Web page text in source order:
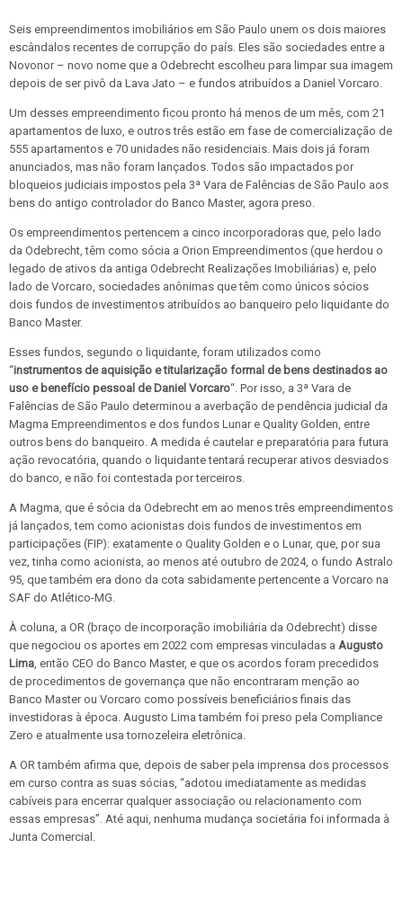
Seis empreendimentos imobiliários em São Paulo unem os dois maiores
escândalos recentes de corrupção do país. Eles são sociedades entre a
Novonor – novo nome que a Odebrecht escolheu para limpar sua imagem
depois de ser pivô da Lava Jato – e fundos atribuídos a Daniel Vorcaro.
Um desses empreendimento ficou pronto há menos de um mês, com 21
apartamentos de luxo, e outros três estão em fase de comercialização de
555 apartamentos e 70 unidades não residenciais. Mais dois já foram
anunciados, mas não foram lançados. Todos são impactados por
bloqueios judiciais impostos pela 3ª Vara de Falências de São Paulo aos
bens do antigo controlador do Banco Master, agora preso.
Os empreendimentos pertencem a cinco incorporadoras que, pelo lado
da Odebrecht, têm como sócia a Orion Empreendimentos (que herdou o
legado de ativos da antiga Odebrecht Realizações Imobiliárias) e, pelo
lado de Vorcaro, sociedades anônimas que têm como únicos sócios
dois fundos de investimentos atribuídos ao banqueiro pelo liquidante do
Banco Master.
Esses fundos, segundo o liquidante, foram utilizados como
“instrumentos de aquisição e titularização formal de bens destinados ao
uso e benefício pessoal de Daniel Vorcaro“. Por isso, a 3ª Vara de
Falências de São Paulo determinou a averbação de pendência judicial da
Magma Empreendimentos e dos fundos Lunar e Quality Golden, entre
outros bens do banqueiro. A medida é cautelar e preparatória para futura
ação revocatória, quando o liquidante tentará recuperar ativos desviados
do banco, e não foi contestada por terceiros.
A Magma, que é sócia da Odebrecht em ao menos três empreendimentos
já lançados, tem como acionistas dois fundos de investimentos em
participações (FIP): exatamente o Quality Golden e o Lunar, que, por sua
vez, tinha como acionista, ao menos até outubro de 2024, o fundo Astralo
95, que também era dono da cota sabidamente pertencente a Vorcaro na
SAF do Atlético-MG.
À coluna, a OR (braço de incorporação imobiliária da Odebrecht) disse
que negociou os aportes em 2022 com empresas vinculadas a Augusto
Lima , então CEO do Banco Master, e que os acordos foram precedidos
de procedimentos de governança que não encontraram menção ao
Banco Master ou Vorcaro como possíveis beneficiários finais das
investidoras à época. Augusto Lima também foi preso pela Compliance
Zero e atualmente usa tornozeleira eletrônica.
A OR também afirma que, depois de saber pela imprensa dos processos
em curso contra as suas sócias, “adotou imediatamente as medidas
cabíveis para encerrar qualquer associação ou relacionamento com
essas empresas”. Até aqui, nenhuma mudança societária foi informada à
Junta Comercial.